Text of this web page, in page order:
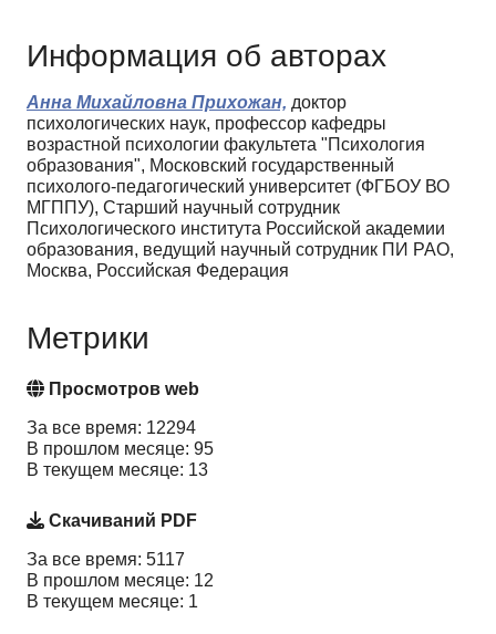
Информация об авторах
Анна Михайловна Прихожан, доктор
психологических наук, профессор кафедры
возрастной психологии факультета "Психология
образования", Московский государственный
психолого-педагогический университет (ФГБОУ ВО
МГППУ), Старший научный сотрудник
Психологического института Российской академии
образования, ведущий научный сотрудник ПИ РАО,
Москва, Российская Федерация
Метрики
Просмотров web
За все время: 12294
В прошлом месяце: 95
В текущем месяце: 13
Скачиваний PDF
За все время: 5117
В прошлом месяце: 12
В текущем месяце: 1